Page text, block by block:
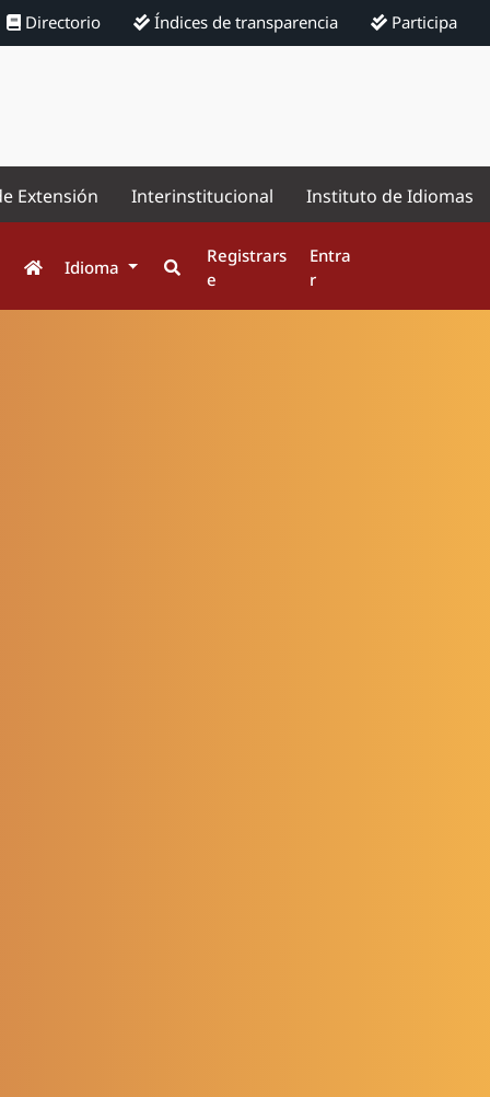
Directorio Índices de transparencia Participa
Extensión Interinstitucional Instituto de Idiomas
Idioma
Registrars
e
Entra
r